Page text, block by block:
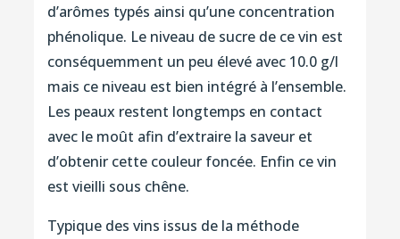
d’arômes typés ainsi qu’une concentration
phénolique. Le niveau de sucre de ce vin est
conséquemment un peu élevé avec 10.0 g/l
mais ce niveau est bien intégré à l’ensemble.
Les peaux restent longtemps en contact
avec le moût afin d’extraire la saveur et
d’obtenir cette couleur foncée. Enfin ce vin
est vieilli sous chêne.
Typique des vins issus de la méthode